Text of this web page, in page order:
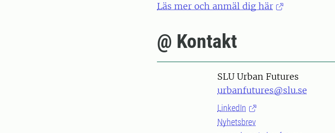
Läs mer och anmäl dig här
@ Kontakt
SLU Urban Futures
urbanfutures@slu.se
LinkedIn
Nyhetsbrev